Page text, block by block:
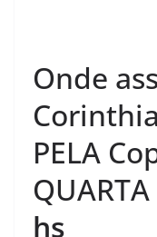
Onde
PELA
hs